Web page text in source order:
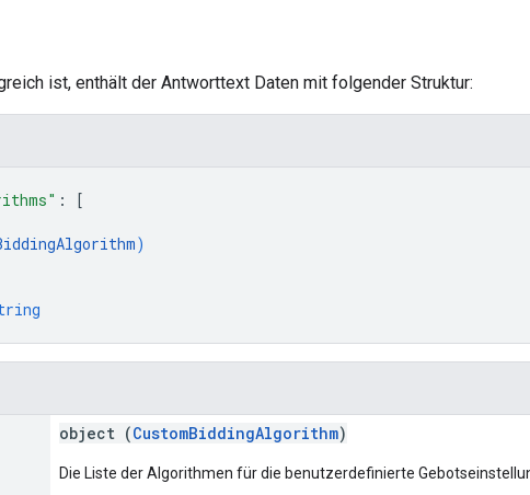
ist, enthält der Antworttext Daten mit folgender Struktur:
:
[
)
object (CustomBiddingAlgorithm)
Die Liste der Algorithmen für die benutzerdefinierte